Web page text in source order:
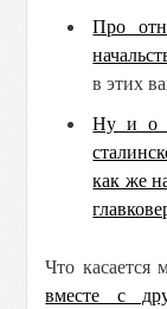
Про
в этих
Ну и о
как же
Что касается
вместе с